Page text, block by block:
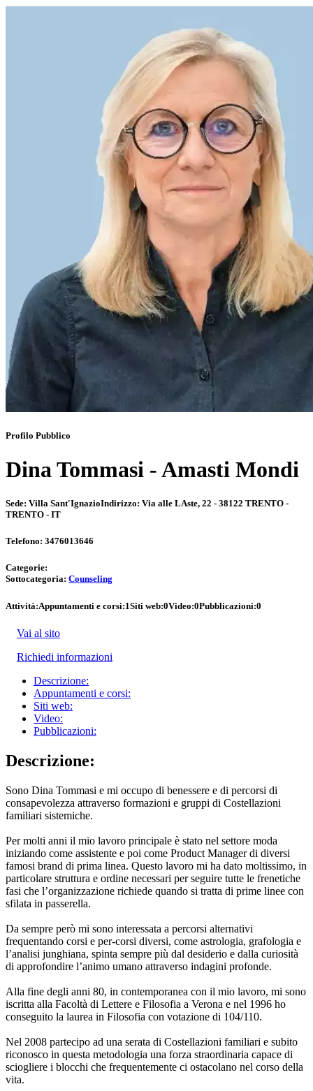
Profilo Pubblico
Dina Tommasi - Amasti Mondi
Sede: Villa Sant'IgnazioIndirizzo: Via alle LAste, 22 - 38122 TRENTO -
TRENTO - IT
Telefono: 3476013646
Categorie:
Sottocategoria: Counseling
Attività:Appuntamenti e corsi:1Siti web:0Video:0Pubblicazioni:0
Vai al sito
Richiedi informazioni
Descrizione:
Appuntamenti e corsi:
Siti web:
Video:
Pubblicazioni:
Descrizione:
Sono Dina Tommasi e mi occupo di benessere e di percorsi di
consapevolezza attraverso formazioni e gruppi di Costellazioni
familiari sistemiche.
Per molti anni il mio lavoro principale è stato nel settore moda
iniziando come assistente e poi come Product Manager di diversi
famosi brand di prima linea. Questo lavoro mi ha dato moltissimo, in
particolare struttura e ordine necessari per seguire tutte le frenetiche
fasi che l’organizzazione richiede quando si tratta di prime linee con
sfilata in passerella.
Da sempre però mi sono interessata a percorsi alternativi
frequentando corsi e per-corsi diversi, come astrologia, grafologia e
l’analisi junghiana, spinta sempre più dal desiderio e dalla curiosità
di approfondire l’animo umano attraverso indagini profonde.
Alla fine degli anni 80, in contemporanea con il mio lavoro, mi sono
iscritta alla Facoltà di Lettere e Filosofia a Verona e nel 1996 ho
conseguito la laurea in Filosofia con votazione di 104/110.
Nel 2008 partecipo ad una serata di Costellazioni familiari e subito
riconosco in questa metodologia una forza straordinaria capace di
sciogliere i blocchi che frequentemente ci ostacolano nel corso della
vita.